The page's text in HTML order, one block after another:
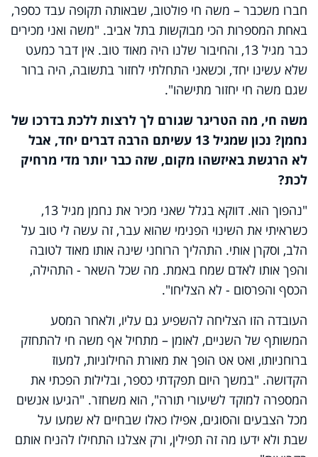
חברו משכבר – משה חי פולטוב, שבאותה תקופה עבד כספר,
באחת המספרות הכי מבוקשות בתל אביב. "משה ואני מכירים
כבר מגיל 13, והחיבור שלנו היה מאוד טוב. אין דבר כמעט
שלא עשינו יחד, וכשאני התחלתי לחזור בתשובה, היה ברור
שגם משה חי יחזור מתישהו".
משה חי, מה הטריגר שגורם לך לרצות ללכת בדרכו של
נחמן? נכון שמגיל 13 עשיתם הרבה דברים יחד, אבל
לא הרגשת באיזשהו מקום, שזה כבר יותר מדי מרחיק
לכת?
"נהפוך הוא. דווקא בגלל שאני מכיר את נחמן מגיל 13,
כשראיתי את השינוי הפנימי שהוא עבר, זה עשה לי טוב על
הלב, וסקרן אותי. התהליך הרוחני שינה אותו מאוד לטובה
והפך אותו לאדם שמח באמת. מה שכל השאר - התהילה,
הכסף והפרסום - לא הצליחו".
העובדה הזו הצליחה להשפיע גם עליו, ולאחר המסע
המשותף של השניים, לאומן – מתחיל אף משה חי להתחזק
ברוחניותו, ואט אט הופך את מאורת החילוניות, למעוז
הקדושה. "במשך היום תפקדתי כספר, ובלילות הפכתי את
המספרה למוקד לשיעורי תורה", הוא משחזר. "הגיעו אנשים
מכל הצבעים והסוגים, אפילו כאלו שבחיים לא שמעו על
שבת ולא ידעו מה זה תפילין, ורק אצלנו התחילו להניח אותם